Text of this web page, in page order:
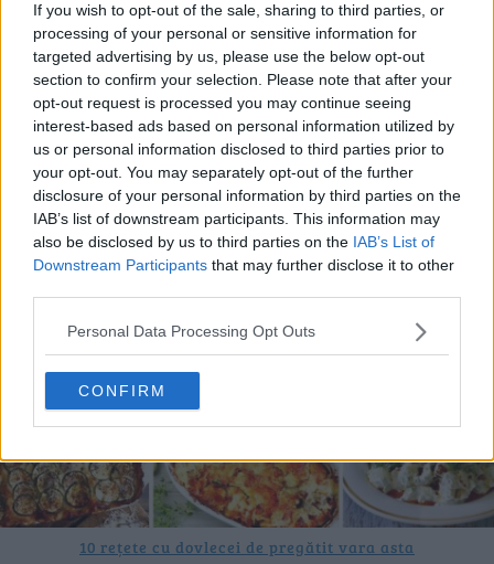
If you wish to opt-out of the sale, sharing to third parties, or
processing of your personal or sensitive information for
targeted advertising by us, please use the below opt-out
section to confirm your selection. Please note that after your
opt-out request is processed you may continue seeing
interest-based ads based on personal information utilized by
us or personal information disclosed to third parties prior to
your opt-out. You may separately opt-out of the further
disclosure of your personal information by third parties on the
IAB’s list of downstream participants. This information may
also be disclosed by us to third parties on the IAB’s List of
Downstream Participants that may further disclose it to other
Personal Data Processing Opt Outs
CONFIRM
20 de rețete de salate de vară fără prelucrare termică
06.08.2026
10 rețete cu dovlecei de pregătit vara asta